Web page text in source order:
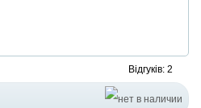
Відгуків: 2